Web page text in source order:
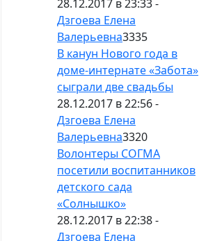
28.12.2017 в 23:33 -
Дзгоева Елена
Валерьевна3335
В канун Нового года в
доме-интернате «Забота»
сыграли две свадьбы
28.12.2017 в 22:56 -
Дзгоева Елена
Валерьевна3320
Волонтеры СОГМА
посетили воспитанников
детского сада
«Солнышко»
28.12.2017 в 22:38 -
Дзгоева Елена